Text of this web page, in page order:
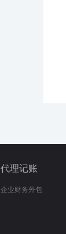
代理记账
企业财务外包